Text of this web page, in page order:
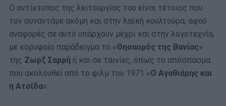
Ο αντίκτυπος της λειτουργίας του είναι τέτοιος που
τον συναντάμε ακόμη και στην λαϊκή κουλτούρα, αφού
αναφορές σε αυτό υπάρχουν μέχρι και στην λογοτεχνία,
με κορυφαίο παράδειγμα το «Θησαυρός της Βανίας»
της Ζωρζ Σαρρή ή και σε ταινίες, όπως το απόσπασμα
που ακολουθεί από το φιλμ του 1971 «Ο Αγαθιάρης και
η Ατσίδα»: